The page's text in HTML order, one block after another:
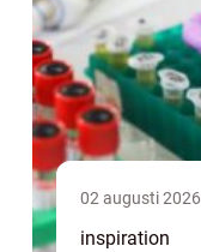
02 augusti 2026
inspiration